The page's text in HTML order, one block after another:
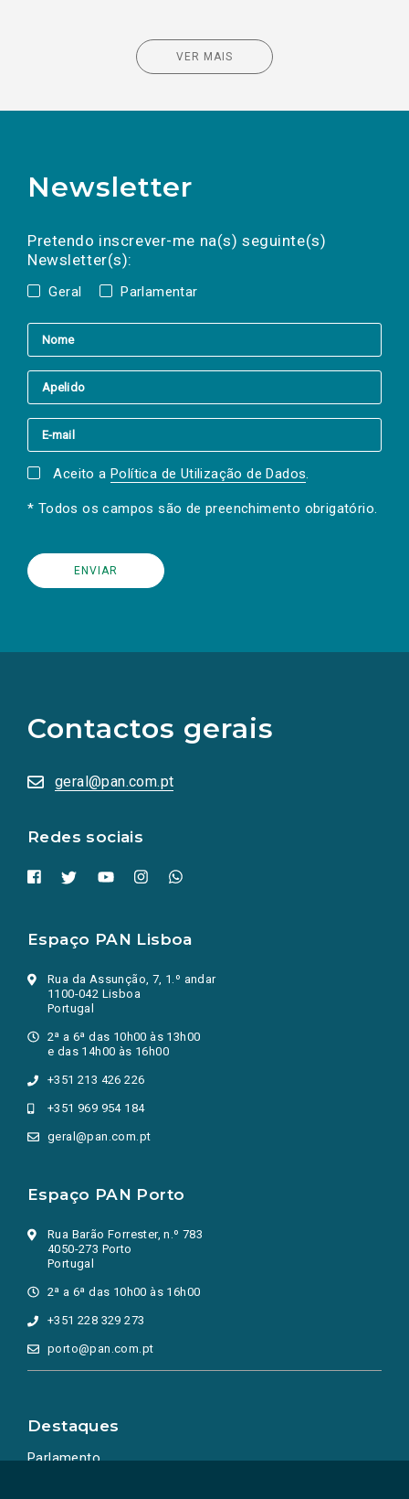
VER MAIS
Newsletter
Pretendo inscrever-me na(s) seguinte(s)
Newsletter(s):
Geral Parlamentar
a(s) newsletter(s).
mail
Aceito a Política de Utilização de Dados.
* Todos os campos são de preenchimento obrigatório.
Contactos gerais
geral@pan.com.pt
Redes sociais
redes
sociais
numa
nova
Espaço PAN Lisboa
Rua da Assunção, 7, 1.º andar
1100-042 Lisboa
Portugal
2ª a 6ª das 10h00 às 13h00
e das 14h00 às 16h00
+351 213 426 226
+351 969 954 184
geral@pan.com.pt
Espaço PAN Porto
Rua Barão Forrester, n.º 783
4050-273 Porto
Portugal
2ª a 6ª das 10h00 às 16h00
+351 228 329 273
porto@pan.com.pt
Destaques
Parlamento